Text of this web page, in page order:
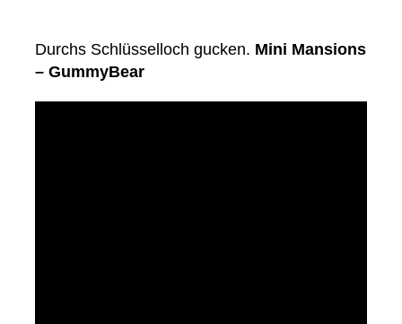
Durchs Schlüsselloch gucken. Mini Mansions
– GummyBear